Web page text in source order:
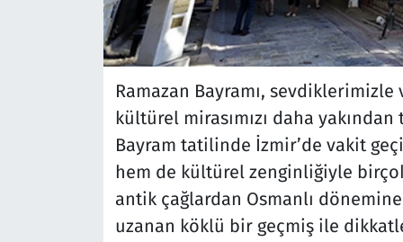
Ramazan Bayramı,
kültürel mirasımızı daha
Bayram tatilinde İzmir’de vakit
hem de kültürel zenginliğiyle
antik çağlardan Osmanlı
uzanan köklü bir geçmiş ile